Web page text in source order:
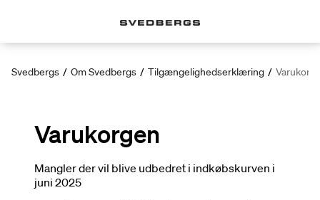
Svedbergs / Om Svedbergs / Tilgængelighedserklæring /
Varukorgen
Mangler der vil blive udbedret i indkøbskurven i
juni 2025